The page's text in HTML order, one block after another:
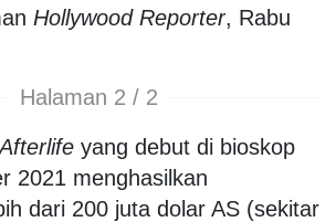
Hollywood Reporter, Rabu
Halaman 2 / 2
yang debut di bioskop
2021 menghasilkan
dari 200 juta dolar AS (sekitar